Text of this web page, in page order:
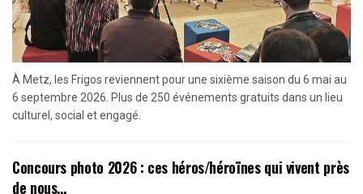
À Metz, les Frigos reviennent pour une sixième saison du 6 mai au
6 septembre 2026. Plus de 250 événements gratuits dans un lieu
culturel, social et engagé.
Concours photo 2026 : ces héros/héroïnes qui vivent près
de nous…